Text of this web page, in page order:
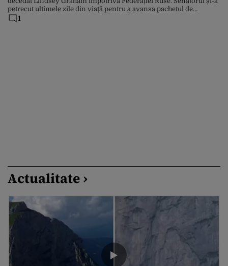
petrecut ultimele zile din viață pentru a avansa pachetul de
sancțiuni ce a primit din partea Senatului 86 de voturi „pentru” și
1
Actualitate ›